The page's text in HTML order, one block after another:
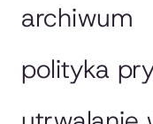
archiwum
polityka